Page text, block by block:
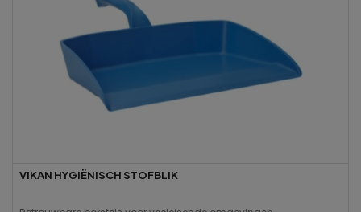
VIKAN HYGIËNISCH STOFBLIK